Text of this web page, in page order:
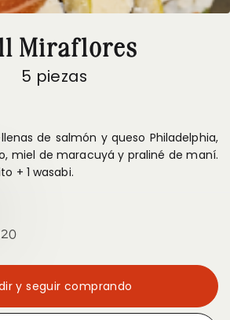
Miraflores
5 piezas
de salmón y queso Philadelphia,
miel de maracuyá y praliné de maní.
+ 1 wasabi.
y seguir comprando